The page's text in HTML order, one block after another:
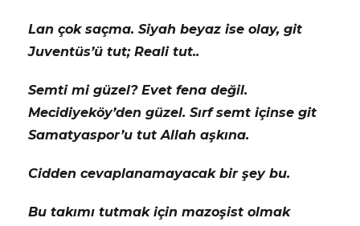
Lan çok saçma. Siyah beyaz ise olay, git
Juventüs’ü tut; Reali tut..
Semti mi güzel? Evet fena değil.
Mecidiyeköy’den güzel. Sırf semt içinse git
Samatyaspor’u tut Allah aşkına.
Cidden cevaplanamayacak bir şey bu.
Bu takımı tutmak için mazoşist olmak